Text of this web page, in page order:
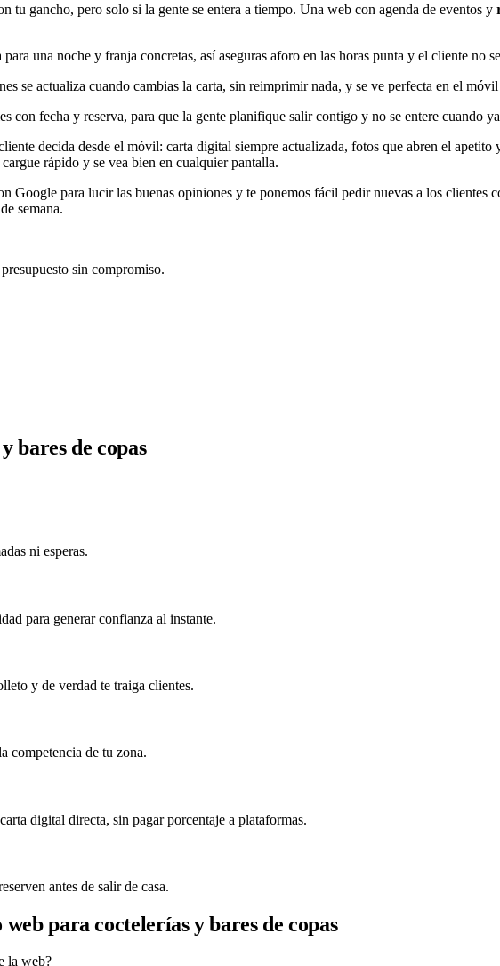
tu gancho, pero solo si la gente se entera a tiempo. Una web con agenda de eventos y
una noche y franja concretas, así aseguras aforo en las horas punta y el cliente no
se actualiza cuando cambias la carta, sin reimprimir nada, y se ve perfecta en el
con fecha y reserva, para que la gente planifique salir contigo y no se entere cuando
decida desde el móvil: carta digital siempre actualizada, fotos que abren el
rápido y se vea bien en cualquier pantalla.
Google para lucir las buenas opiniones y te ponemos fácil pedir nuevas a los clientes
semana.
sin compromiso.
bares de copas
ni esperas.
para generar confianza al instante.
y de verdad te traiga clientes.
competencia de tu zona.
digital directa, sin pagar porcentaje a plataformas.
antes de salir de casa.
para coctelerías y bares de copas
la web?